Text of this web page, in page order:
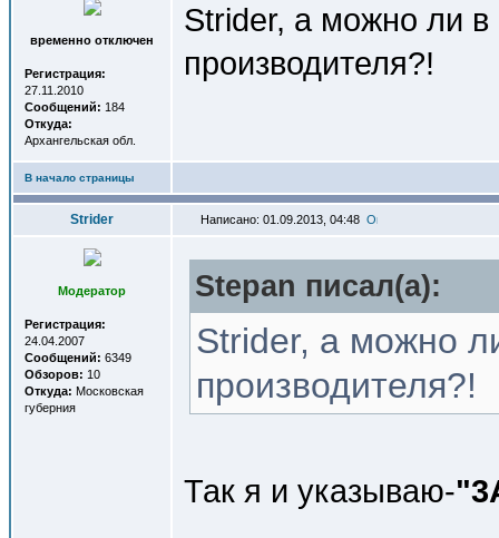
временно отключен
Регистрация:
27.11.2010
Сообщений: 184
Откуда:
Архангельская обл.
Strider, а можно ли
производителя?!
В начало страницы
Strider Написано: 01.09.2013, 04:48
Модератор
Регистрация:
24.04.2007
Сообщений: 6349
Обзоров: 10
Откуда: Московская
губерния
Stepan писал(a):
Strider, а можно
производителя?!
Так я и указываю-